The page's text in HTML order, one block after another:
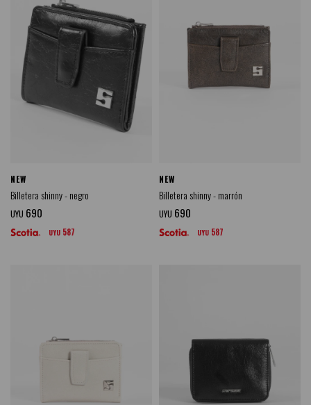
NEW
Billetera shinny - negro
UYU 690
UYU 587
NEW
Billetera shinny - marrón
UYU 690
UYU 587